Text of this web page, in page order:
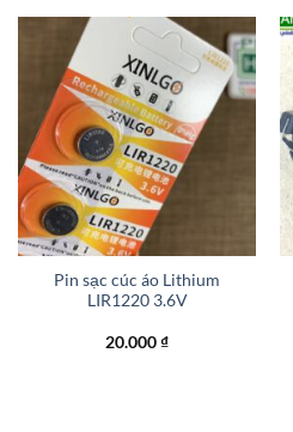
Pin sạc cúc áo Lithium
LIR1220 3.6V
20.000₫